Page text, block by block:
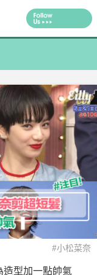
#小松菜奈
型加一點帥氣